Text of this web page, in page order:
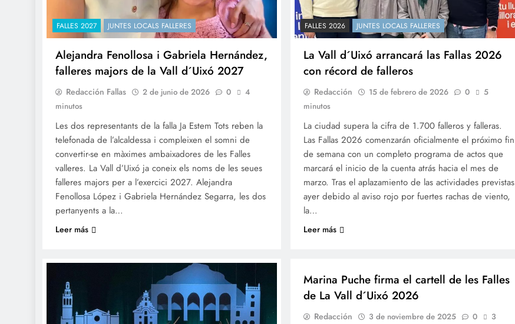
FALLES 2027 JUNTES LOCALS FALLERES
Alejandra Fenollosa i Gabriela Hernández,
falleres majors de la Vall d´Uixó 2027
Redacción Fallas 2 de junio de 2026 0
4
minutos
Les dos representants de la falla Ja Estem Tots reben la
telefonada de l’alcaldessa i compleixen el somni de
convertir-se en màximes ambaixadores de les Falles
valleres. La Vall d’Uixó ja coneix els noms de les seues
falleres majors per a l’exercici 2027. Alejandra
Fenollosa López i Gabriela Hernández Segarra, les dos
pertanyents a la…
Leer más
FALLES 2026 JUNTES LOCALS FALLERES
La Vall d´Uixó arrancará las Fallas 2026
con récord de falleros
Redacción 15 de febrero de 2026 0
5
minutos
La ciudad supera la cifra de 1.700 falleros y falleras.
Las Fallas 2026 comenzarán oficialmente el próximo fin
de semana con un completo programa de actos que
marcará el inicio de la cuenta atrás hacia el mes de
marzo. Tras el aplazamiento de las actividades previstas
ayer debido al aviso rojo por fuertes rachas de viento,
la…
Leer más
Marina Puche firma el cartell de les Falles
de La Vall d´Uixó 2026
Redacción 3 de noviembre de 2025 0
3